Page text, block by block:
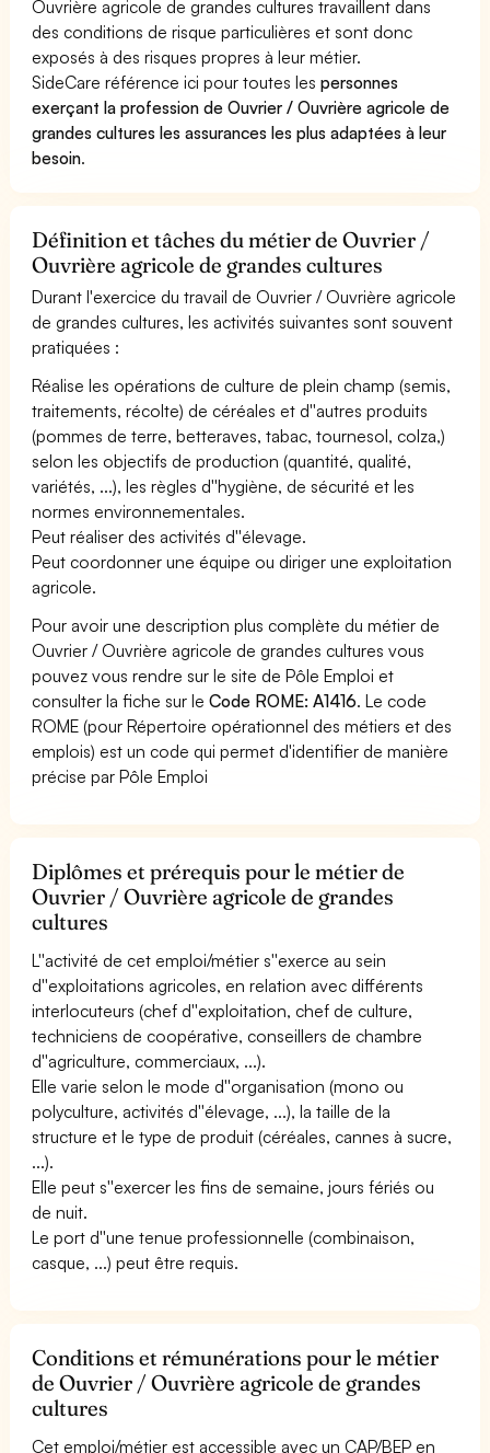
Ouvrière agricole de grandes cultures travaillent dans
des conditions de risque particulières et sont donc
exposés à des risques propres à leur métier.
SideCare référence ici pour toutes lespersonnes
exerçant la profession de Ouvrier / Ouvrière agricole de
grandes cultures les assurances les plus adaptées à leur
besoin.
Définition et tâches du métier de Ouvrier /
Ouvrière agricole de grandes cultures
Durant l'exercice du travail de Ouvrier / Ouvrière agricole
de grandes cultures, les activités suivantes sont souvent
pratiquées :
Réalise les opérations de culture de plein champ (semis,
traitements, récolte) de céréales et d''autres produits
(pommes de terre, betteraves, tabac, tournesol, colza,)
selon les objectifs de production (quantité, qualité,
variétés, ...), les règles d''hygiène, de sécurité et les
normes environnementales.
Peut réaliser des activités d''élevage.
Peut coordonner une équipe ou diriger une exploitation
agricole.
Pour avoir une description plus complète du métier de
Ouvrier / Ouvrière agricole de grandes cultures vous
pouvez vous rendre sur le site de Pôle Emploi et
consulter la fiche sur leCode ROME: A1416. Le code
ROME (pour Répertoire opérationnel des métiers et des
emplois) est un code qui permet d'identifier de manière
précise par Pôle Emploi
Diplômes et prérequis pour le métier de
Ouvrier / Ouvrière agricole de grandes
cultures
L''activité de cet emploi/métier s''exerce au sein
d''exploitations agricoles, en relation avec différents
interlocuteurs (chef d''exploitation, chef de culture,
techniciens de coopérative, conseillers de chambre
d''agriculture, commerciaux, ...).
Elle varie selon le mode d''organisation (mono ou
polyculture, activités d''élevage, ...), la taille de la
structure et le type de produit (céréales, cannes à sucre,
...).
Elle peut s''exercer les fins de semaine, jours fériés ou
de nuit.
Le port d''une tenue professionnelle (combinaison,
casque, ...) peut être requis.
Conditions et rémunérations pour le métier
de Ouvrier / Ouvrière agricole de grandes
cultures
Cet emploi/métier est accessible avec un CAP/BEP en